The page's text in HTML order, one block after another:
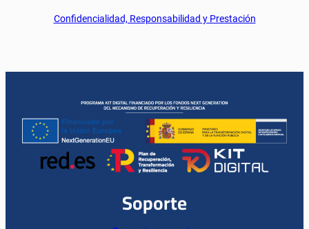
Confidencialidad, Responsabilidad y Prestación
Soporte